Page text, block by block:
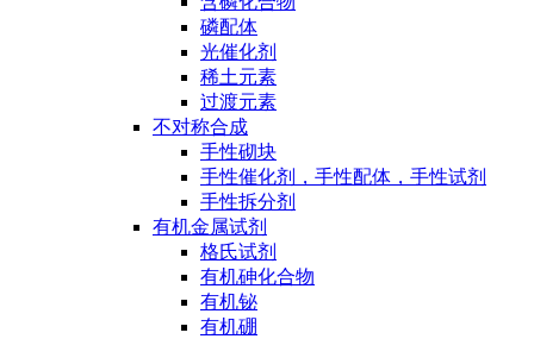
磷配体
光催化剂
稀土元素
过渡元素
不对称合成
手性砌块
手性催化剂，手性配体，手性试剂
手性拆分剂
有机金属试剂
格氏试剂
有机砷化合物
有机铋
有机硼